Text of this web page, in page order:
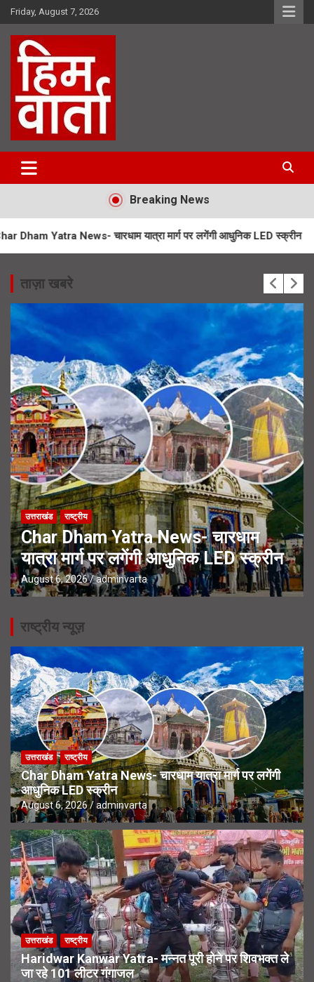
Skip
to
content
Friday, August 7, 2026
Him Varta
Breaking News
News- चारधाम यात्रा मार्ग पर लगेंगी आधुनिक LED स्क्रीन SIR Notice-
ताज़ा खबरे
उत्तराखंड राष्ट्रीय
Char Dham Yatra News- चारधाम
यात्रा मार्ग पर लगेंगी आधुनिक LED स्क्रीन
August 6, 2026 adminvarta
राष्ट्रीय न्यूज़
उत्तराखंड राष्ट्रीय
Char Dham Yatra News- चारधाम यात्रा मार्ग पर लगेंगी
आधुनिक LED स्क्रीन
August 6, 2026 adminvarta
उत्तराखंड राष्ट्रीय
Haridwar Kanwar Yatra- मन्नत पूरी होने पर शिवभक्त ले
जा रहे 101 लीटर गंगाजल